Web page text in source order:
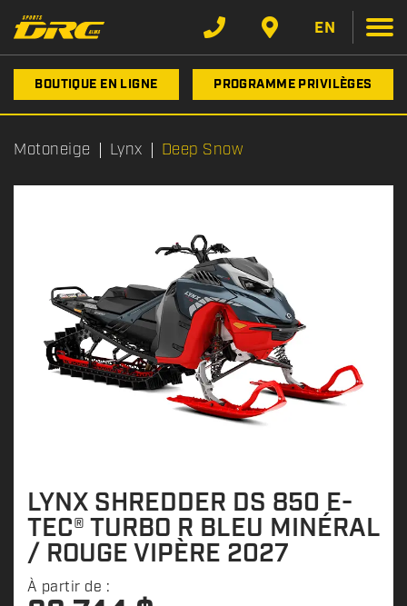
EN
BOUTIQUE EN LIGNE PROGRAMME PRIVILÈGES
Motoneige Lynx Deep Snow
LYNX SHREDDER DS 850 E-
TEC® TURBO R BLEU MINÉRAL
/ ROUGE VIPÈRE 2027
À partir de :